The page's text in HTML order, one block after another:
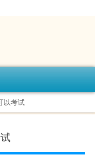
以考试